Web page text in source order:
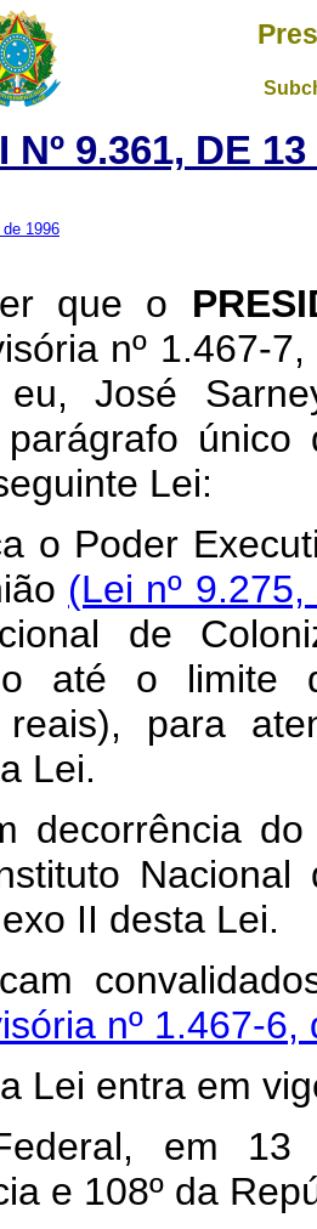
Nº 9.361, DE
1996
que o
nº 1.467-
José
Lei:
o Poder
(Lei nº
de
até o limite
para
Lei.
decorrência
Nacional
II desta Lei.
nº 1.467-
Lei entra em
em
e 108º da